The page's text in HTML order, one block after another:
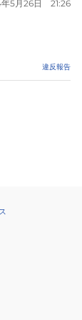
5月26日 21:26
違反報告